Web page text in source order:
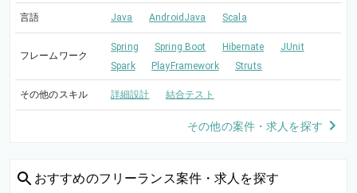
言語 Java AndroidJava Scala
フレームワーク
Spring Spring Boot Hibernate
JUnit
Spark
PlayFramework Struts
その他のスキル 詳細設計 結合テスト
その他の案件・求人を探す
おすすめのフリーランス案件・求人を探す